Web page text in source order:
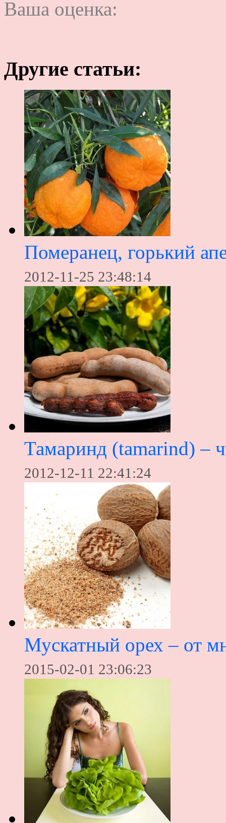
Ваша оценка:
Другие статьи:
Померанец, горький
2012-11-25 23:48:14
Тамаринд (tamarind) –
2012-12-11 22:41:24
Мускатный орех – от
2015-02-01 23:06:23